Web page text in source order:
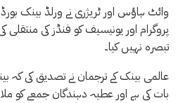
وائٹ ہاؤس اور ٹریژری نے ورلڈ بینک
پروگرام اور یونیسیف کو فنڈز کی منتقلی
تبصرہ نہیں کیا۔
عالمی بینک کے ترجمان نے تصدیق کی کہ
بات کی ہے اور عطیہ دہندگان جمعے کو